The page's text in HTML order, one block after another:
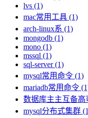
lvs (1)
mac常用工具 (1)
arch-linux系 (1)
mongodb (1)
mono (1)
mssql (1)
sql-server (1)
mysql常用命令 (1)
mariadb常用命令
数据库主主互备高
mysql分布式集群